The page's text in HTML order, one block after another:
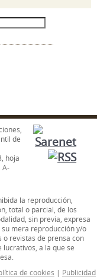
de
hoja
A-
la reproducción,
total o parcial, de los
sin previa, expresa
mera reproducción y/o
o revistas de prensa con
a la que se
de cookies | Publicidad